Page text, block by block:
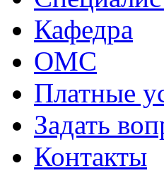
Кафедра
ОМС
Платные
Задать
Контакты